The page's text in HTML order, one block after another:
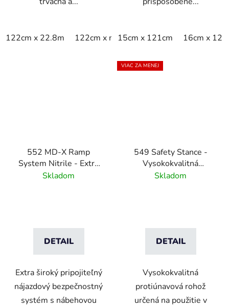
122cm x 22.8m 122cm x m 60cm x 22.8m 60cm x
15cm x 121cm 16cm x
552 MD-X Ramp
System Nitrile - Extra
široký nájazdový systém
Skladom
DETAIL
Extra široký pripojiteľný
nájazdový bezpečnostný
systém s nábehovou
VIAC ZA MENEJ
549 Safety Stance -
Vysokokvalitná
protiúnavová nitrilová
Skladom
DETAIL
Vysokokvalitná
protiúnavová rohož
určená na použitie v